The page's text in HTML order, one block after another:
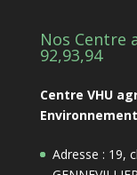
Nos Centre
92,93,94
Centre VHU
Environnement
Adresse : 19,